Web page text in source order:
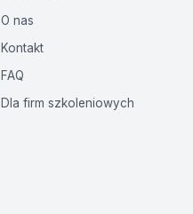
O nas
Kontakt
FAQ
Dla firm szkoleniowych